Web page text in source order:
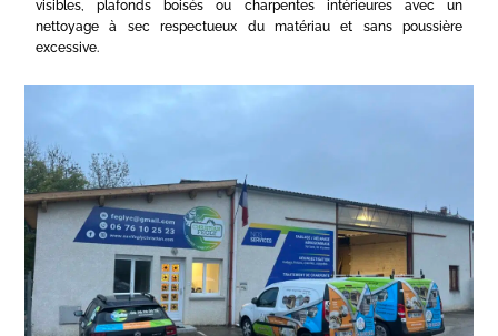
visibles, plafonds boisés ou charpentes intérieures avec un
nettoyage à sec respectueux du matériau et sans poussière
excessive.